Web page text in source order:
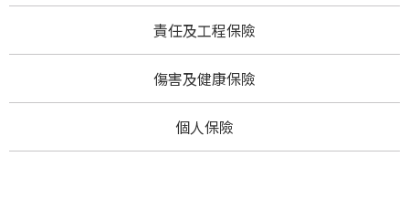
責任及工程保險
傷害及健康保險
個人保險